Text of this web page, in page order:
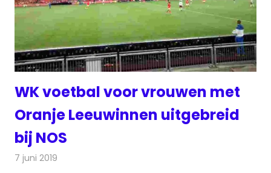
WK voetbal voor vrouwen met
Oranje Leeuwinnen uitgebreid
bij NOS
7 juni 2019